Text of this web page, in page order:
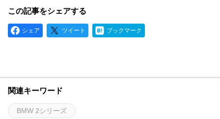
この記事をシェアする
シェア ツイート ブックマーク
関連キーワード
BMW 2シリーズ